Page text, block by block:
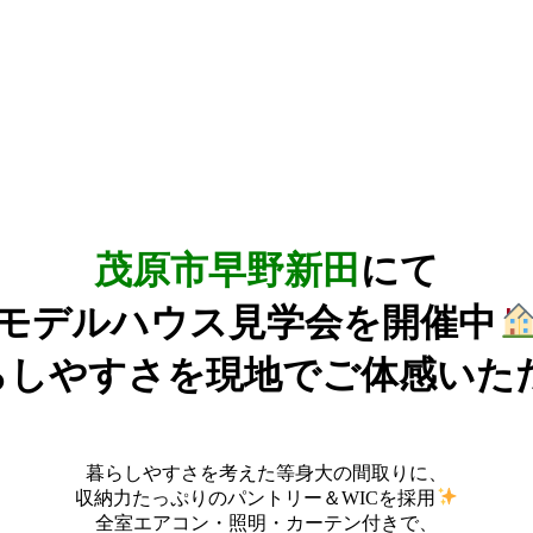
茂原市早野新田 にて
デルハウス見学会を開催中
やすさを現地でご体感いた
暮らしやすさを考えた等身大の間取りに、
収納力たっぷりのパントリー＆WICを採用
全室エアコン・照明・カーテン付きで、